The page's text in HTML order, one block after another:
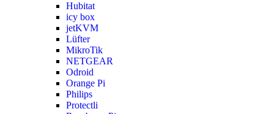
Hubitat
icy box
jetKVM
Lüfter
MikroTik
NETGEAR
Odroid
Orange Pi
Philips
Protectli